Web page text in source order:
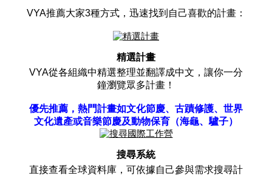
VYA推薦大家3種方式，迅速找到自己喜歡的計畫：
精選計畫
VYA從各組織中精選整理並翻譯成中文，讓你一分
鐘瀏覽眾多計畫！
優先推薦，熱門計畫如文化節慶、古蹟修護、世界
文化遺產或音樂節慶及動物保育（海龜、驢子）
搜尋系統
直接查看全球資料庫，可依據自己參與需求搜尋計